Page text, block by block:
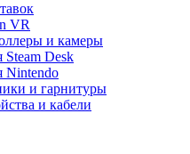
VR
и камеры
Steam Desk
Nintendo
и гарнитуры
и кабели